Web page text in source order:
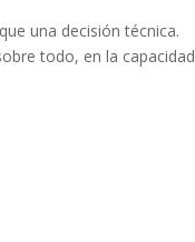
una decisión técnica.
todo, en la capacidad